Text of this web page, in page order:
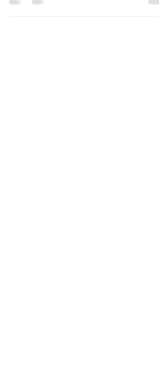
tomate triturado 1 c.p. Azúcar 1 c.p....